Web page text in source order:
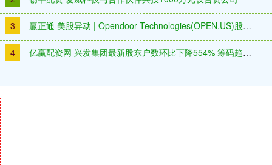
3 赢正通 美股异动 | Opendoor Technologies(OPEN.US)股价一度突破10美元 计划未来几周内扩展产品服务范围
4 亿赢配资网 兴发集团最新股东户数环比下降554% 筹码趋向集中